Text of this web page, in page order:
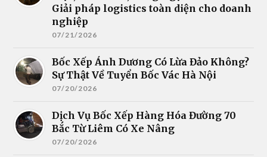
Giải pháp logistics toàn diện cho doanh
nghiệp
07/21/2026
Bốc Xếp Ánh Dương Có Lừa Đảo Không?
Sự Thật Về Tuyển Bốc Vác Hà Nội
07/20/2026
Dịch Vụ Bốc Xếp Hàng Hóa Đường 70
Bắc Từ Liêm Có Xe Nâng
07/20/2026